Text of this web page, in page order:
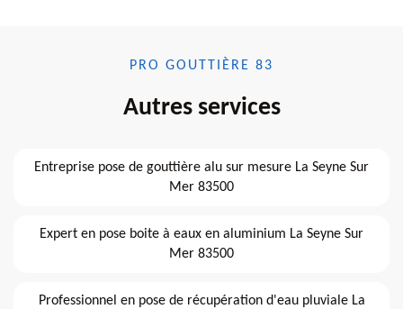
PRO GOUTTIÈRE 83
Autres services
Entreprise pose de gouttière alu sur mesure La Seyne Sur
Mer 83500
Expert en pose boite à eaux en aluminium La Seyne Sur
Mer 83500
Professionnel en pose de récupération d'eau pluviale La